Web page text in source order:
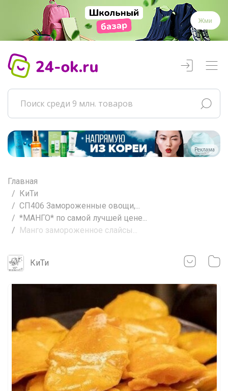
Жми
Реклама
Главная
КиТи
СП406 Замороженные овощи,...
*МАНГО* по самой лучшей цене...
Манго замороженное слайсы...
КиТи